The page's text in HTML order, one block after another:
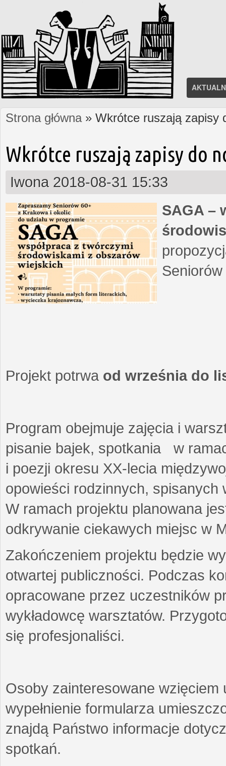
Jesteś tutaj
Strona główna» Wkrótce ruszają zapisy
Wkrótce ruszają zapisy do
Iwona 2018-08-31 15:33
SAGA –
Projekt potrwa od września do
Program obejmuje zajęcia i
pisanie bajek, spotkania w
i poezji okresu XX-lecia
opowieści rodzinnych,
W ramach projektu planowana
odkrywanie ciekawych miejsc w
Zakończeniem projektu będzie
otwartej publiczności. Podczas
opracowane przez uczestników
wykładowcę warsztatów.
się profesjonaliści.
Osoby zainteresowane wzięciem
wypełnienie formularza
znajdą Państwo informacje
spotkań.